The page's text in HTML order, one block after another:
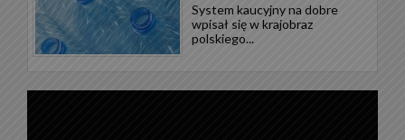
System kaucyjny na dobre
wpisał się w krajobraz
polskiego...